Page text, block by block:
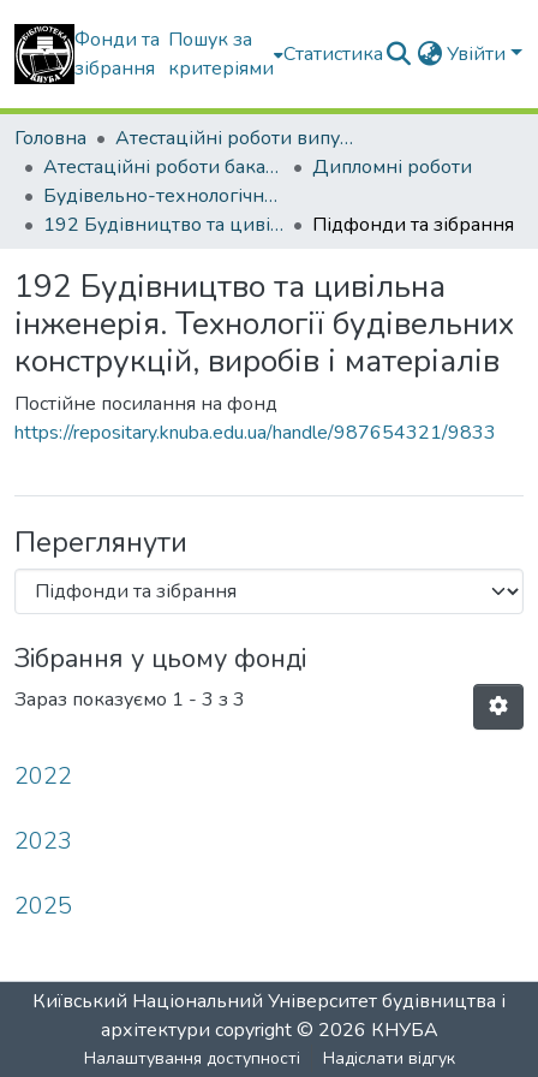
Фонди та
зібрання
Пошук за
критеріями
Статистика Увійти
Головна
Атестаційні роботи випускників
Атестаційні роботи бакалаврів
Дипломні роботи
Будівельно-технологічний факультет
192 Будівництво та цивільна інженерія. Технології будівельних конструкцій, виробів і матеріалів
Підфонди та зібрання
192 Будівництво та цивільна
інженерія. Технології будівельних
конструкцій, виробів і матеріалів
Постійне посилання на фонд
https://repositary.knuba.edu.ua/handle/987654321/9833
Переглянути
Зібрання у цьому фонді
Зараз показуємо 1 - 3 з 3
2022
2023
2025
Київський Національний Університет будівництва і
архітектури copyright © 2026 КНУБА
Налаштування доступності Надіслати відгук